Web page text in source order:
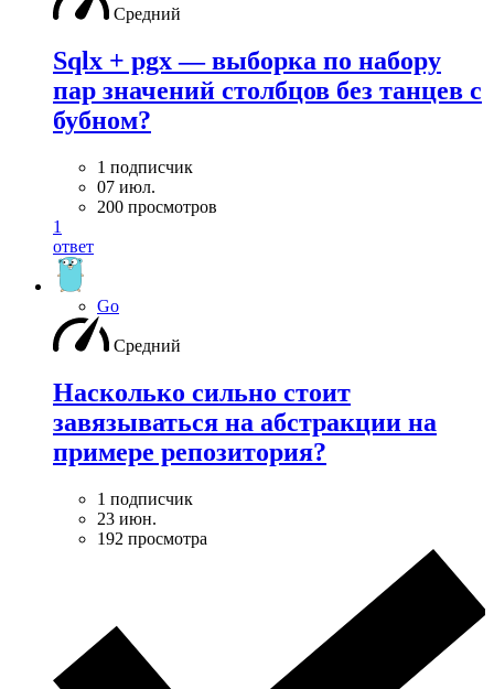
Средний
Sqlx + pgx — выборка по набору
пар значений столбцов без танцев с
бубном?
1 подписчик
07 июл.
200 просмотров
1
ответ
Go
Средний
Насколько сильно стоит
завязываться на абстракции на
примере репозитория?
1 подписчик
23 июн.
192 просмотра